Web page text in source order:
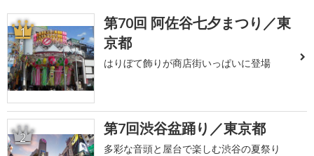
1
第70回 阿佐谷七夕まつり／東
京都
はりぼて飾りが商店街いっぱいに登場
2 第7回渋谷盆踊り／東京都
多彩な音頭と屋台で楽しむ渋谷の夏祭り